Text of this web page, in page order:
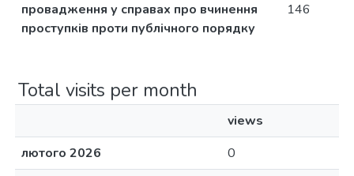
провадження у справах про вчинення
проступків проти публічного порядку
146
Total visits per month
views
лютого 2026
0